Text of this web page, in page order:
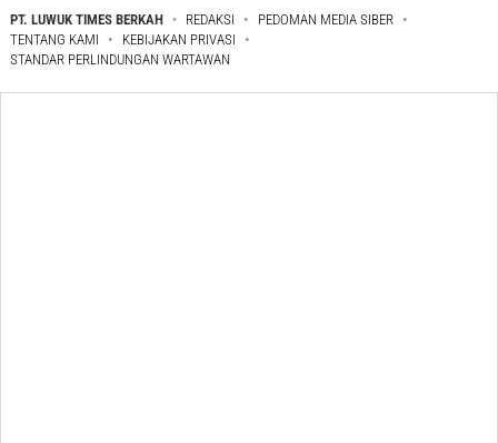
PT. LUWUK TIMES BERKAH REDAKSI
PEDOMAN MEDIA SIBER
TENTANG KAMI
KEBIJAKAN PRIVASI
STANDAR PERLINDUNGAN WARTAWAN